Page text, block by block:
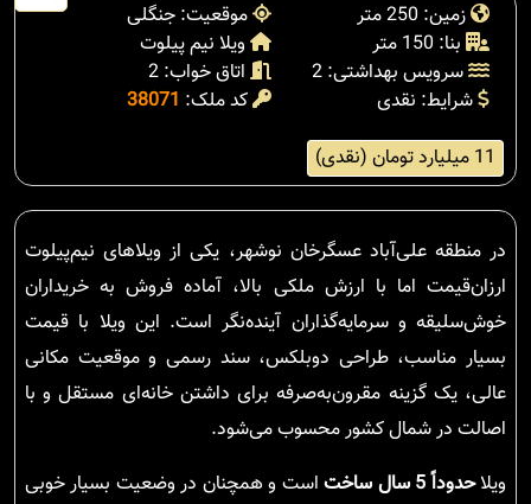
زمین: 250 متر
موقعیت: جنگلی
بنا: 150 متر
ویلا نیم پیلوت
سرویس بهداشتی: 2
اتاق خواب: 2
شرایط: نقدی
کد ملک: 38071
11 میلیارد تومان (نقدی)
در منطقه علی‌آباد عسگرخان نوشهر، یکی از ویلاهای نیم‌پیلوت
ارزان‌قیمت اما با ارزش ملکی بالا، آماده فروش به خریداران
خوش‌سلیقه و سرمایه‌گذاران آینده‌نگر است. این ویلا با قیمت
بسیار مناسب، طراحی دوبلکس، سند رسمی و موقعیت مکانی
عالی، یک گزینه مقرون‌به‌صرفه برای داشتن خانه‌ای مستقل و با
اصالت در شمال کشور محسوب می‌شود.
ویلاحدوداً 5 سال ساخت
است و همچنان در وضعیت بسیار خوبی